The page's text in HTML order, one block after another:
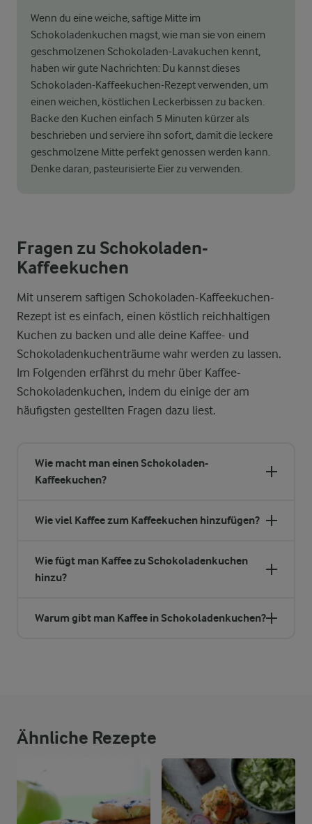
Wenn du eine weiche, saftige Mitte im
Schokoladenkuchen magst, wie man sie von einem
geschmolzenen Schokoladen-Lavakuchen kennt,
haben wir gute Nachrichten: Du kannst dieses
Schokoladen-Kaffeekuchen-Rezept verwenden, um
einen weichen, köstlichen Leckerbissen zu backen.
Backe den Kuchen einfach 5 Minuten kürzer als
beschrieben und serviere ihn sofort, damit die leckere
geschmolzene Mitte perfekt genossen werden kann.
Denke daran, pasteurisierte Eier zu verwenden.
Fragen zu Schokoladen-
Kaffeekuchen
Mit unserem saftigen Schokoladen-Kaffeekuchen-
Rezept ist es einfach, einen köstlich reichhaltigen
Kuchen zu backen und alle deine Kaffee- und
Schokoladenkuchenträume wahr werden zu lassen.
Im Folgenden erfährst du mehr über Kaffee-
Schokoladenkuchen, indem du einige der am
häufigsten gestellten Fragen dazu liest.
Wie macht man einen Schokoladen-
Kaffeekuchen?
Wie viel Kaffee zum Kaffeekuchen hinzufügen?
Wie fügt man Kaffee zu Schokoladenkuchen
hinzu?
Warum gibt man Kaffee in Schokoladenkuchen?
Ähnliche Rezepte